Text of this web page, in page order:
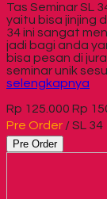
Tas Seminar SL
yaitu bisa jinjing
34 ini sangat
jadi bagi anda
bisa pesan di
seminar unik
selengkapnya
Rp 125.000 Rp
Pre Order / SL 34
Pre Order